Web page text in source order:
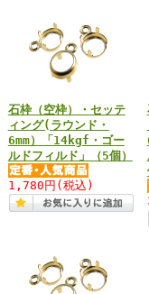
石枠（空枠）・セッテ
ィング(ラウンド・
6mm）「14kgf・ゴー
ルドフィルド」（5個）
1,780円 (税込)